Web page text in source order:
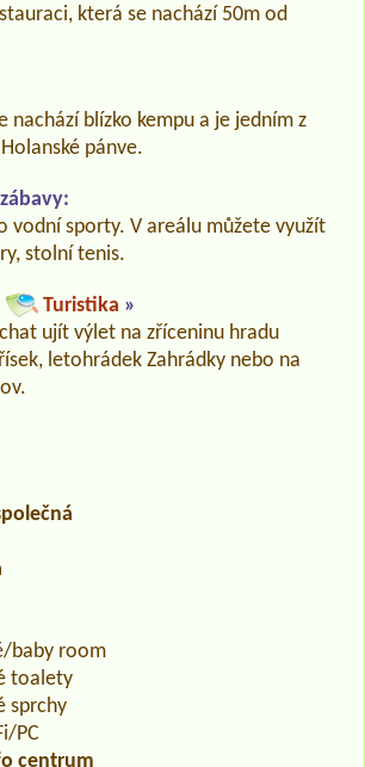
která se nachází 50m od
nachází blízko kempu a je jedním z
pánve.
vodní sporty. V areálu můžete využít
stolní tenis.
Turistika »
ujít výlet na zříceninu hradu
letohrádek Zahrádky nebo na
baby room
toalety
sprchy
PC
centrum